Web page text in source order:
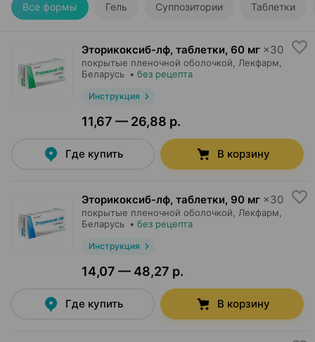
Все формы Гель Суппозитории Таблетки
Эторикоксиб-лф, таблетки, 60 мг ×30
покрытые пленочной оболочкой, Лекфарм
Беларусь • без рецепта
Инструкция
11,67 — 26,88 р.
Где купить В корзину
Эторикоксиб-лф, таблетки, 90 мг ×30
покрытые пленочной оболочкой, Лекфарм
Беларусь • без рецепта
Инструкция
14,07 — 48,27 р.
Где купить В корзину